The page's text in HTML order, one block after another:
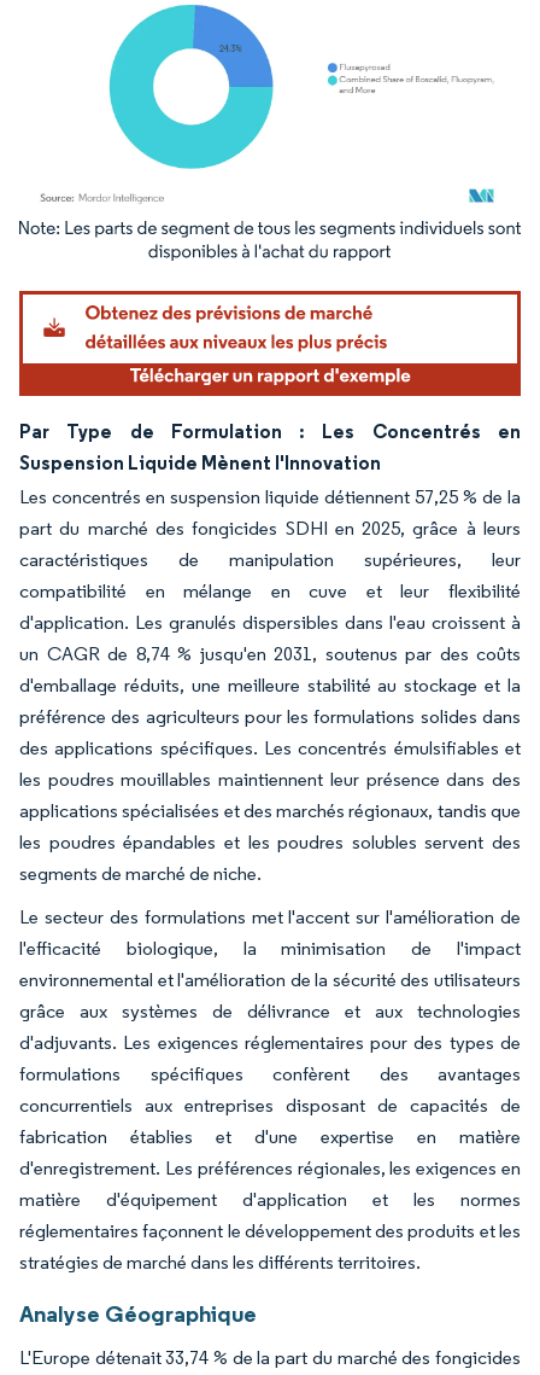
Image © Mordor Intelligence. La réutilisation nécessite une attribution sous CC BY
Par Type de Formulation : Les Concentrés en
Suspension Liquide Mènent l'Innovation
Les concentrés en suspension liquide détiennent 57,25 % de la
part du marché des fongicides SDHI en 2025, grâce à leurs
caractéristiques de manipulation supérieures, leur
compatibilité en mélange en cuve et leur flexibilité
d'application. Les granulés dispersibles dans l'eau croissent à
un CAGR de 8,74 % jusqu'en 2031, soutenus par des coûts
d'emballage réduits, une meilleure stabilité au stockage et la
préférence des agriculteurs pour les formulations solides dans
des applications spécifiques. Les concentrés émulsifiables et
les poudres mouillables maintiennent leur présence dans des
applications spécialisées et des marchés régionaux, tandis que
les poudres épandables et les poudres solubles servent des
segments de marché de niche.
Le secteur des formulations met l'accent sur l'amélioration de
l'efficacité biologique, la minimisation de l'impact
environnemental et l'amélioration de la sécurité des utilisateurs
grâce aux systèmes de délivrance et aux technologies
d'adjuvants. Les exigences réglementaires pour des types de
formulations spécifiques confèrent des avantages
concurrentiels aux entreprises disposant de capacités de
fabrication établies et d'une expertise en matière
d'enregistrement. Les préférences régionales, les exigences en
matière d'équipement d'application et les normes
réglementaires façonnent le développement des produits et les
stratégies de marché dans les différents territoires.
Analyse Géographique
L'Europe détenait 33,74 % de la part du marché des fongicides